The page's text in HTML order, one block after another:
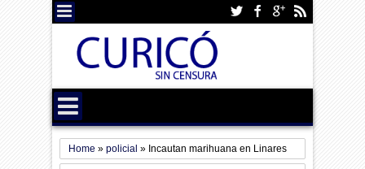
Home »policial » Incautan marihuana en Linares